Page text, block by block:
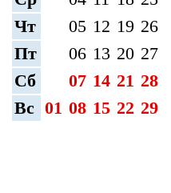
Чт
05 12 19 26
Пт
06 13 20 27
Сб
07 14 21 28
Вс 01 08 15 22 29